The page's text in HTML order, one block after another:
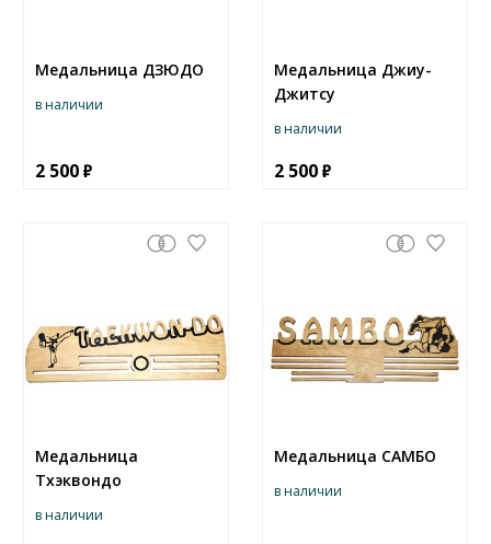
Медальница ДЗЮДО
в наличии
2 500
Медальница Джиу-
Джитсу
в наличии
2 500
Медальница
Тхэквондо
в наличии
Медальница САМБО
в наличии